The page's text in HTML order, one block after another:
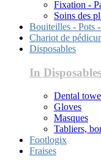
Fixation -
Soins des
Bouiteilles - Pots
Chariot de
Disposables
In Disposables
Dental
Gloves
Masques
Tabliers,
Footlogix
Fraises